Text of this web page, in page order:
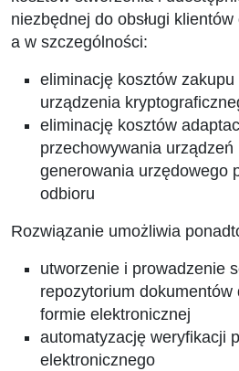
niezbędnej do obsługi
a w szczególności:
eliminację kosztów
urządzenia
eliminację kosztów
przechowywania
generowania urzędowego
odbioru
Rozwiązanie umożliwia
utworzenie i prowadzenie
repozytorium dokumentów
formie elektronicznej
automatyzację weryfikacji
elektronicznego